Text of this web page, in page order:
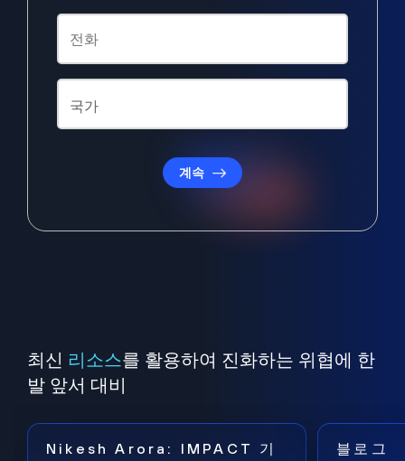
계속
최신 리소스를 활용하여 진화하는 위협에 한
발 앞서 대비
Nikesh Arora: IMPACT 기
블로그